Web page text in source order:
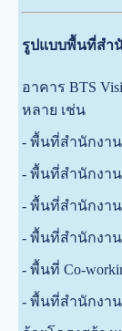
รูปแบบพื้นที่สำ
อาคาร BTS
หลาย เช่น
-พื้นที่สำนักงาน
- พื้นที่สำนักงา
- พื้นที่สำนักงา
- พื้นที่สำนักงาน
- พื้นที่ Co-
- พื้นที่สำนักงา